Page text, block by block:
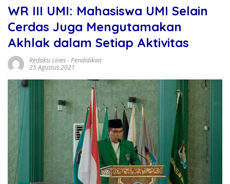
WR III UMI: Mahasiswa UMI Selain
Cerdas Juga Mengutamakan
Akhlak dalam Setiap Aktivitas
Redaksi Lines-Pendidikan
25 Agustus 2021